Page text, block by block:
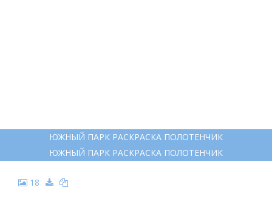
ЮЖНЫЙ ПАРК РАСКРАСКА ПОЛОТЕНЧИК
ЮЖНЫЙ ПАРК РАСКРАСКА ПОЛОТЕНЧИК
18